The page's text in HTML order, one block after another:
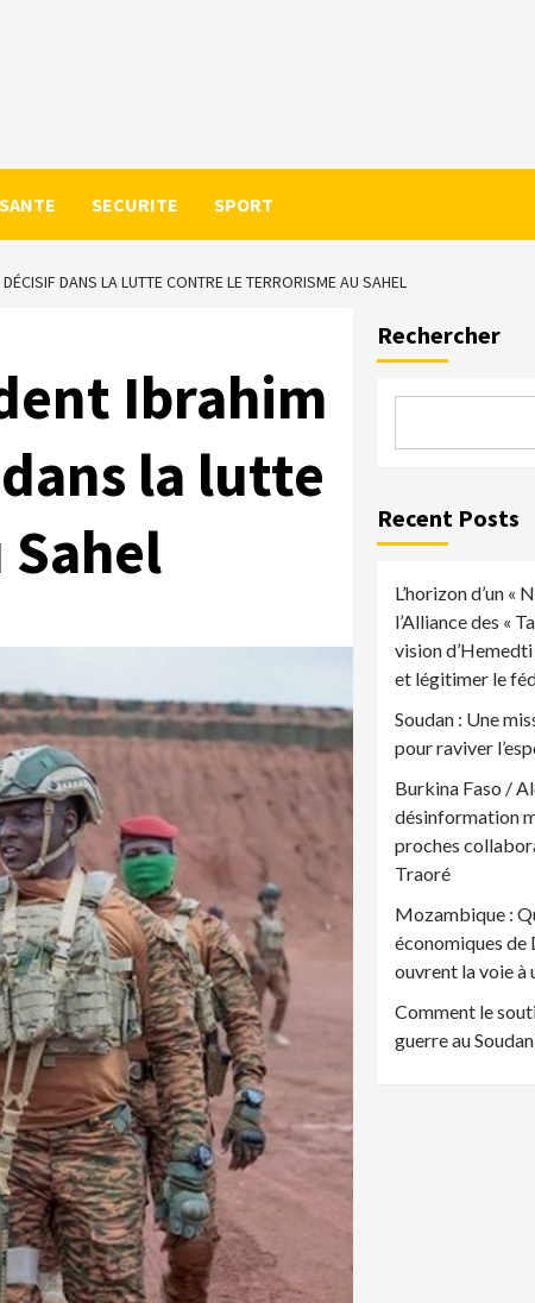
SANTE SECURITE SPORT
DANS LA LUTTE CONTRE LE TERRORISME AU SAHEL
Ibrahim
la lutte
Rechercher
Recent Posts
L’horizon d’un «
l’Alliance des «
vision
et légitimer le
Soudan : Une
pour raviver
Burkina Faso /
désinformation
proches
Traoré
Mozambique :
économiques de
ouvrent la voie à
Comment le
guerre au Soudan